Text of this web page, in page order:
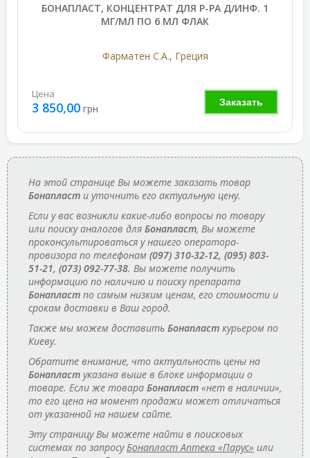
БОНАПЛАСТ, КОНЦЕНТРАТ ДЛЯ Р-РА Д/ИНФ. 1
МГ/МЛ ПО 6 МЛ ФЛАК
Фарматен С.А., Греция
Заказать
Цена
3 850,00 грн
На этой странице Вы можете заказать товар
Бонапласт и уточнить его актуальную цену.
Если у вас возникли какие-либо вопросы по товару
или поиску аналогов для Бонапласт, Вы можете
проконсультироваться у нашего оператора-
провизора по телефонам (097) 310-32-12, (095) 803-
51-21, (073) 092-77-38. Вы можете получить
информацию по наличию и поиску препарата
Бонапласт по самым низким ценам, его стоимости и
срокам доставки в Ваш город.
Также мы можем доставить Бонапласт курьером по
Киеву.
Обратите внимание, что актуальность цены на
Бонапласт указана выше в блоке информации о
товаре. Если же товара Бонапласт «нет в наличии»,
то его цена на момент продажи может отличаться
от указанной на нашем сайте.
Эту страницу Вы можете найти в поисковых
системах по запросуБонапласт Аптека «Парус» или